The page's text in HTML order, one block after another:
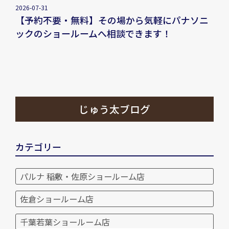
2026-07-31
【予約不要・無料】その場から気軽にパナソニ
ックのショールームへ相談できます！
じゅう太ブログ
カテゴリー
パルナ 稲敷・佐原ショールーム店
佐倉ショールーム店
千葉若葉ショールーム店